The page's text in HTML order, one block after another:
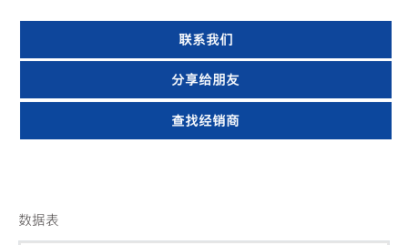
联系我们
分享给朋友
查找经销商
数据表